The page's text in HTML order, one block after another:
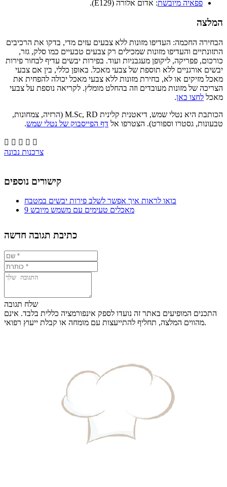
פפאיה מיובשת: אדום אלורה (E129).
המלצה
הבחירה החכמה: העדיפו מזונות ללא צבעים עזים מדי, בדקו את הרכיבים
התזונתיים והעדיפו מזונות שמכילים רק צבעים טבעיים כמו סלק, גזר,
כורכום, פפריקה, ליקופן מעגבניות ועוד. בפירות יבשים עדיף לבחור פירות
יבשים אורגניים ללא תוספת של צבעי מאכל. באופן כללי, בין אם צבעי
מאכל מזיקים או לא, בחירת מזונות ללא צבעי מאכל יכולה להפחית את
הצריכה של מזונות מעובדים וזה בהחלט מומלץ. לקריאה נוספת על צבעי
מאכל לחצו כאן.
הכותבת היא נטלי שמש, דיאטנית קלינית M.Sc, RD (הרזיה, צמחונות,
טבעונות, גסטרו וספורט). הצטרפו אל דף הפייסבוק של נטלי שמש.
    
צרכנות נבונה
קישורים נוספים
בואו לראות איך אפשר לשלב פירות יבשים במטבח
9 מאכלים טעימים עם משמש מיובש
כתיבת תגובה חדשה
שלח תגובה
התכנים המופיעים באתר זה נועדו לספק אינפורמציה כללית בלבד. אינם
מהווים המלצה, תחליף להתייעצות עם מומחה או קבלת ייעוץ רפואי.